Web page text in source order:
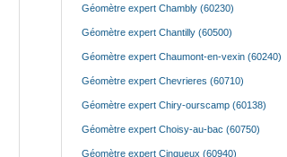
Géomètre expert Chambly (60230)
Géomètre expert Chantilly (60500)
Géomètre expert Chaumont-en-vexin (60240)
Géomètre expert Chevrieres (60710)
Géomètre expert Chiry-ourscamp (60138)
Géomètre expert Choisy-au-bac (60750)
Géomètre expert Cinqueux (60940)